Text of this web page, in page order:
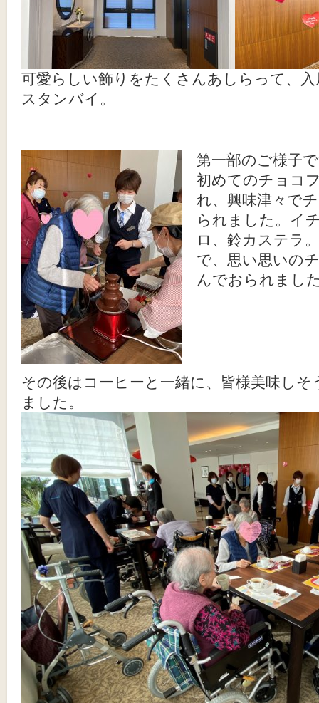
可愛らしい飾りをたくさんあしらって、
スタンバイ。
第一部のご様子
初めてのチョコ
れ、興味津々で
られました。イ
ロ、鈴カステラ
で、思い思いの
んでおられまし
その後はコーヒーと一緒に、皆様美味し
ました。